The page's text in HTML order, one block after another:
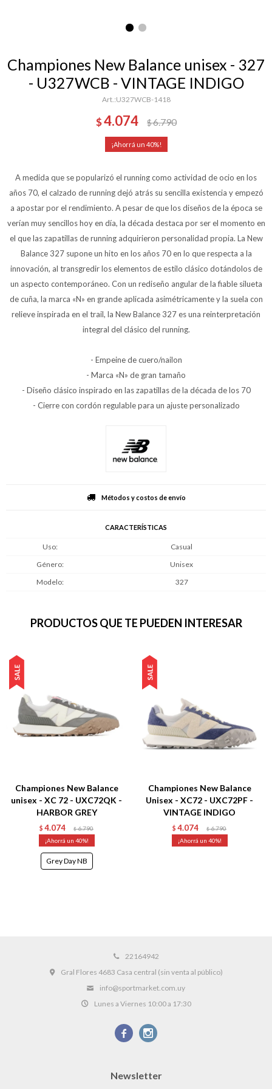
Championes New Balance unisex - 327
- U327WCB - VINTAGE INDIGO
U327WCB-1418
$4.074 $6.790
40
A medida que se popularizó el running como actividad de ocio en los
años 70, el calzado de running dejó atrás su sencilla existencia y empezó
a apostar por el rendimiento. A pesar de que los diseños de la época se
verían muy sencillos hoy en día, la década destaca por ser el momento en
el que las zapatillas de running adquirieron personalidad propia. La New
Balance 327 supone un hito en los años 70 en lo que respecta a la
innovación, al transgredir los elementos de estilo clásico dotándolos de
un aspecto contemporáneo. Con un rediseño angular de la fiable silueta
de cuña, la marca «N» en grande aplicada asimétricamente y la suela con
relieve inspirada en el trail, la New Balance 327 es una reinterpretación
integral del clásico del running.
- Empeine de cuero/nailon
- Marca «N» de gran tamaño
- Diseño clásico inspirado en las zapatillas de la década de los 70
- Cierre con cordón regulable para un ajuste personalizado
Métodos y costos de envío
CARACTERÍSTICAS
Uso
Casual
Género
Unisex
Modelo
327
PRODUCTOS QUE TE PUEDEN INTERESAR
Championes New Balance
unisex - XC 72 - UXC72QK -
HARBOR GREY
$ 4.074 $ 6.790
40
Grey Day NB
Championes New Balance
Unisex - XC72 - UXC72PF -
VINTAGE INDIGO
$ 4.074 $ 6.790
40
22164942
Gral Flores 4683 Casa central (sin venta al público)
info@sportmarket.com.uy
Lunes a Viernes 10:00 a 17:30
 
Newsletter